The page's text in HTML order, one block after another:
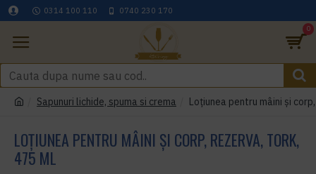
0314 100 110 0740 230 170
0
Sapunuri lichide, spuma si crema Loțiunea pentru mâini și
LOȚIUNEA PENTRU MÂINI ȘI CORP, REZERVA, TORK,
475 ML